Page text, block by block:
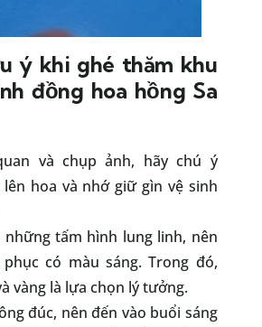
ý khi ghé thăm khu
đồng hoa hồng Sa
và chụp ảnh, hãy chú ý
hoa và nhớ giữ gìn vệ sinh
tấm hình lung linh, nên
có màu sáng. Trong đó,
vàng là lựa chọn lý tưởng.
đúc, nên đến vào buổi sáng